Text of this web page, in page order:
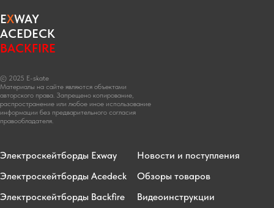
EXWAY
ACEDECK
BACKFIRE
© 2025 E-skate
Материалы на сайте являются объектами
авторского права. Запрещено копирование,
распространение или любое иное использование
информации без предварительного согласия
правообладателя.
Электроскейтборды Exway
Электроскейтборды Acedeck
Электроскейтборды Backfire
Новости и поступления
Обзоры товаров
Видеоинструкции